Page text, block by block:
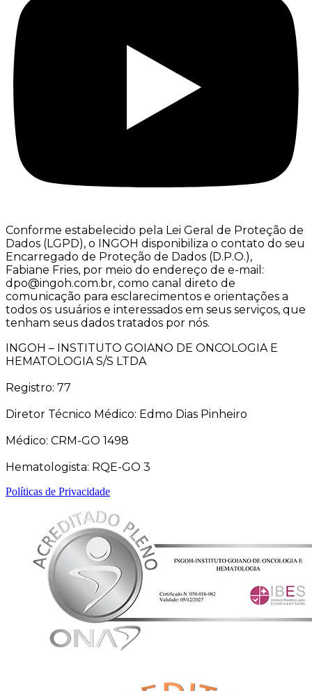
Conforme estabelecido pela Lei Geral de Proteção de
Dados (LGPD), o INGOH disponibiliza o contato do seu
Encarregado de Proteção de Dados (D.P.O.),
Fabiane Fries, por meio do endereço de e-mail:
dpo@ingoh.com.br, como canal direto de
comunicação para esclarecimentos e orientações a
todos os usuários e interessados em seus serviços, que
tenham seus dados tratados por nós.
INGOH – INSTITUTO GOIANO DE ONCOLOGIA E
HEMATOLOGIA S/S LTDA
Registro: 77
Diretor Técnico Médico: Edmo Dias Pinheiro
Médico: CRM-GO 1498
Hematologista: RQE-GO 3
Políticas de Privacidade